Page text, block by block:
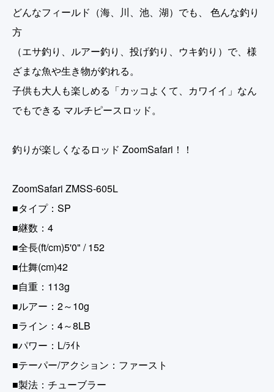
どんなフィールド（海、川、池、湖）でも、 色んな釣り
方
（エサ釣り、ルアー釣り、投げ釣り、ウキ釣り）で、様
ざまな魚や生き物が釣れる。
子供も大人も楽しめる「カッコよくて、カワイイ」なん
でもできる マルチピースロッド。
釣りが楽しくなるロッド ZoomSafari！！
ZoomSafari ZMSS-605L
■タイプ：SP
■継数：4
■全長(ft/cm)5'0" / 152
■仕舞(cm)42
■自重：113g
■ルアー：2～10g
■ライン：4～8LB
■パワー：L/ﾗｲﾄ
■テーパー/アクション：ファースト
■製法：チューブラー